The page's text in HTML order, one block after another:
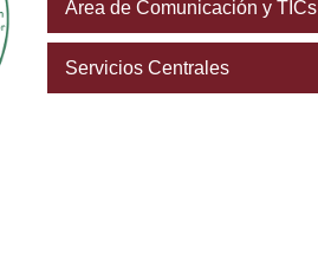
Área de Comunicación y TICs
Servicios Centrales